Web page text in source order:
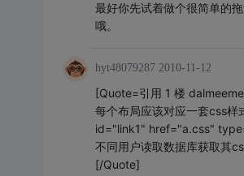
最好你先试着做个很简单的
哦。
hyt48079287 2010-11-12
[Quote=引用 1 楼
每个布局应该对应一套css样
id="link1" href="a.css"
不同用户读取数据库获取其
[/Quote]